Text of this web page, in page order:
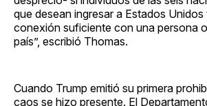
que desean ingresar a Estados Unidos
conexión suficiente con una persona
país”, escribió Thomas.
Cuando Trump emitió su primera
caos se hizo presente. El